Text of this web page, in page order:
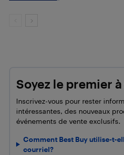
Soyez le premier
Inscrivez-vous pour rester
intéressantes, des nouveaux
événements de vente exclusifs.
Comment Best Buy utilise-t-
courriel?